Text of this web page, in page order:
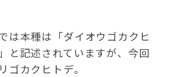
は本種は「ダイオウゴカクヒ
と記述されていますが、今回
ゴカクヒトデ。